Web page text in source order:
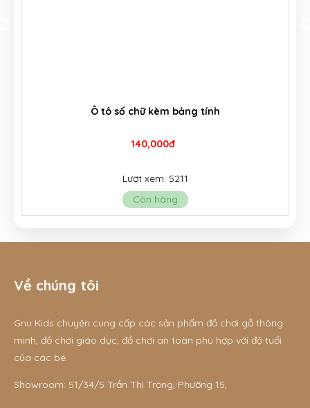
Bảng hình học núm gỗ - G103
45,000đ 55,000đ
Lượt xem: 10126
Còn hàng
Về chúng tôi
Gnu Kids chuyên cung cấp các sản phẩm đồ chơi gỗ thông
minh, đồ chơi giáo dục, đồ chơi an toàn phù hợp với độ tuổi
của các bé.
Showroom: 51/34/5 Trần Thị Trọng, Phường 15,